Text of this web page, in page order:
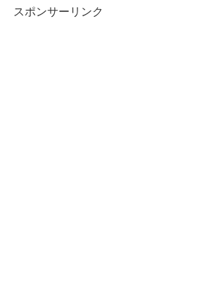
スポンサーリンク